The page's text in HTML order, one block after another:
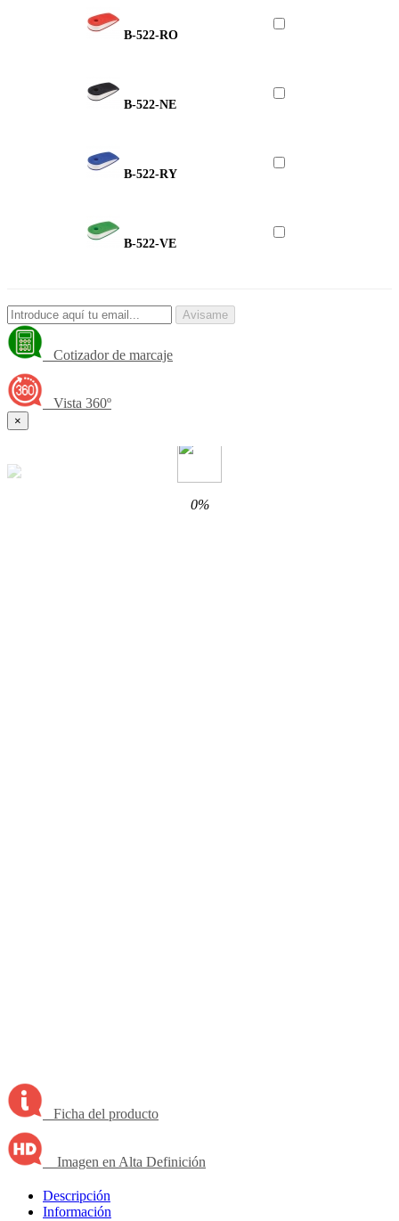
B-522-RO
B-522-NE
B-522-RY
B-522-VE
Avisame
Cotizador de marcaje
Vista 360º
×
Ficha del producto
Imagen en Alta Definición
Descripción
Información